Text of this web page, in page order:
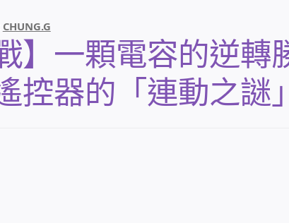
CHUNG.G
】一顆電容的逆轉
控器的「連動之謎」